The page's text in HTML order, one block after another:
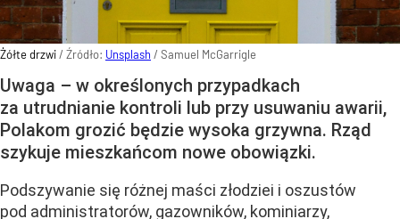
Żółte drzwi/ Źródło: Unsplash / Samuel McGarrigle
Uwaga – w określonych przypadkach
za utrudnianie kontroli lub przy usuwaniu awarii,
Polakom grozić będzie wysoka grzywna. Rząd
szykuje mieszkańcom nowe obowiązki.
Podszywanie się różnej maści złodziei i oszustów
pod administratorów, gazowników, kominiarzy,